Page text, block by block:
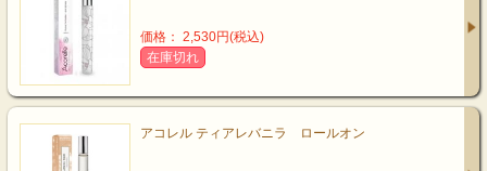
価格： 2,530円(税込)
在庫切れ
アコレル ティアレバニラ ロールオン